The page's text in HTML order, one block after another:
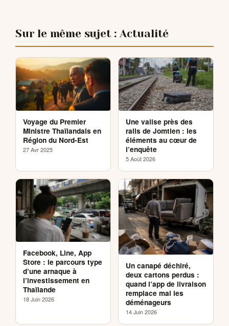
Sur le même sujet : Actualité
Voyage du Premier
Ministre Thaïlandais en
Région du Nord-Est
27 Avr 2025
Une valise près des
rails de Jomtien : les
éléments au cœur de
l’enquête
5 Août 2026
Facebook, Line, App
Store : le parcours type
d’une arnaque à
l’investissement en
Thaïlande
18 Juin 2026
Un canapé déchiré,
deux cartons perdus :
quand l’app de livraison
remplace mal les
déménageurs
14 Juin 2026